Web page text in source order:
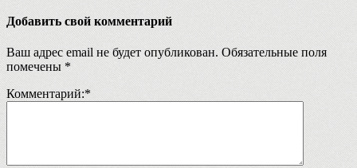
Добавить свой комментарий
Ваш адрес email не будет опубликован. Обязательные поля
помечены *
Комментарий:*